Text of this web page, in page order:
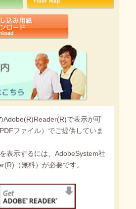
Adobe(R)Reader(R)で表示が可
ファイル）でご提供していま
表示するには、AdobeSystem社
（無料）が必要です。